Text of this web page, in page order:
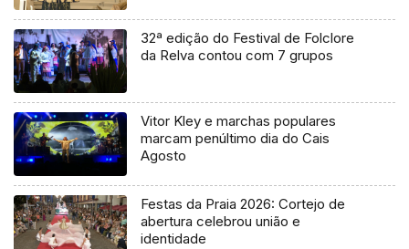
32ª edição do Festival de Folclore
da Relva contou com 7 grupos
Vitor Kley e marchas populares
marcam penúltimo dia do Cais
Agosto
Festas da Praia 2026: Cortejo de
abertura celebrou união e
identidade